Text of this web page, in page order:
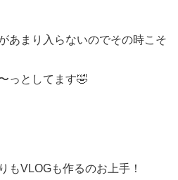
あまり入らないのでその時こそ
っとしてます🤣
もVLOGも作るのお上手！